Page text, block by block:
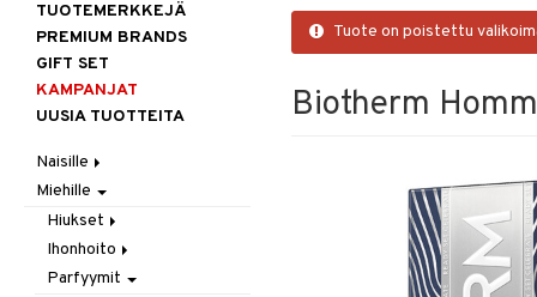
Tuote on poistettu
Biotherm
TUOTEMERKKEJÄ
PREMIUM BRANDS
GIFT SET
KAMPANJAT
UUSIA TUOTTEITA
Naisille
Hiukset
Gift Set
Harjat / Kammat
Hiuskuurit
Ihonhoito
Aurinkotuotteet
Erikoistuotteet
Korut
Kaulakorut
Kosmetiikka
Miehille
Hiukset
Hiustenlähtö
Hiusväri
Ihonhoito
Aurinkotuotteet
Parfyymit